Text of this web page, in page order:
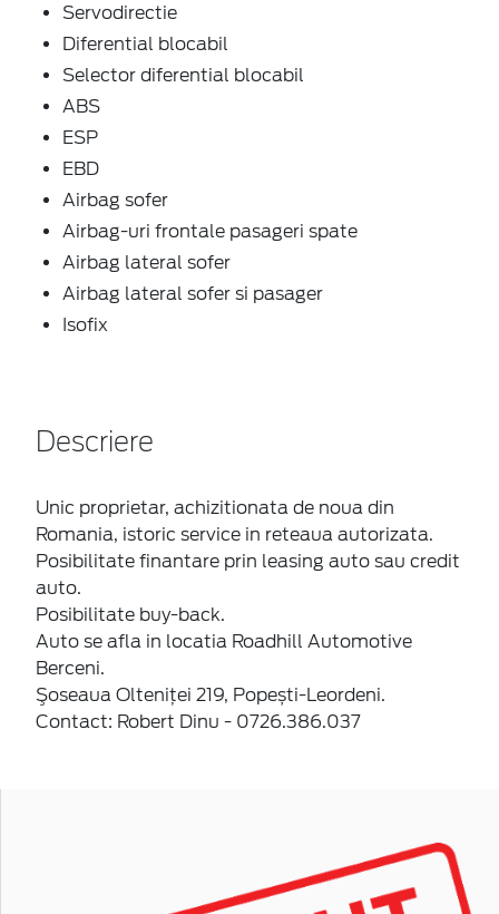
Servodirectie
Diferential blocabil
Selector diferential blocabil
ABS
ESP
EBD
Airbag sofer
Airbag-uri frontale pasageri spate
Airbag lateral sofer
Airbag lateral sofer si pasager
Isofix
Descriere
Unic proprietar, achizitionata de noua din
Romania, istoric service in reteaua autorizata.
Posibilitate finantare prin leasing auto sau credit
auto.
Posibilitate buy-back.
Auto se afla in locatia Roadhill Automotive
Berceni.
Şoseaua Olteniţei 219, Popești-Leordeni.
Contact: Robert Dinu - 0726.386.037